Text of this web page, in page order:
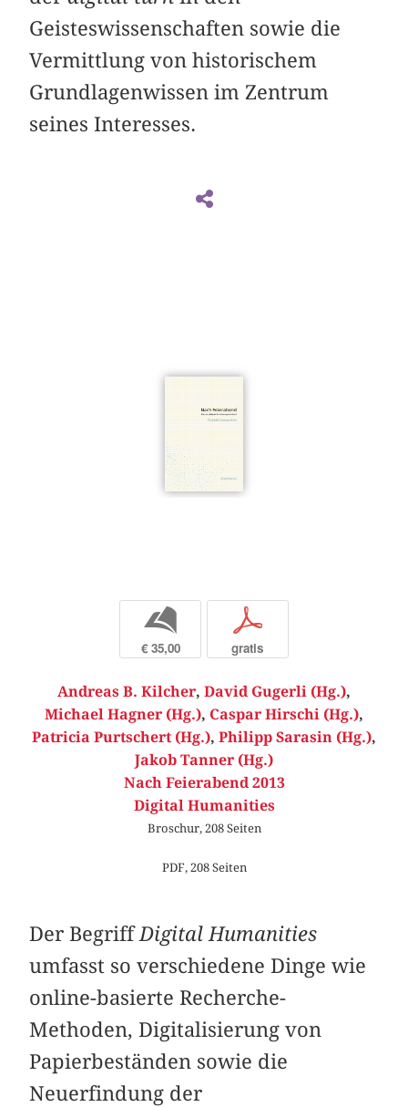
Geisteswissenschaften sowie die
Vermittlung von historischem
Grundlagenwissen im Zentrum
seines Interesses.
b
€ 35,00
p
gratis
Andreas B. Kilcher, David Gugerli (Hg.),
Michael Hagner (Hg.), Caspar Hirschi (Hg.),
Patricia Purtschert (Hg.), Philipp Sarasin (Hg.),
Jakob Tanner (Hg.)
Nach Feierabend 2013
Digital Humanities
Broschur, 208 Seiten
PDF, 208 Seiten
Der BegriffDigital Humanities
umfasst so verschiedene Dinge wie
online-basierte Recherche-
Methoden, Digitalisierung von
Papierbeständen sowie die
Neuerfindung der